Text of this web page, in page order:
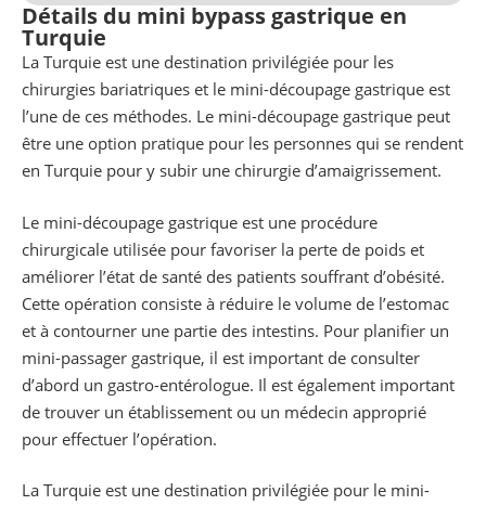
Détails du mini bypass gastrique en
Turquie
La Turquie est une destination privilégiée pour les
chirurgies bariatriques et le mini-découpage gastrique est
l’une de ces méthodes. Le mini-découpage gastrique peut
être une option pratique pour les personnes qui se rendent
en Turquie pour y subir une chirurgie d’amaigrissement.
Le mini-découpage gastrique est une procédure
chirurgicale utilisée pour favoriser la perte de poids et
améliorer l’état de santé des patients souffrant d’obésité.
Cette opération consiste à réduire le volume de l’estomac
et à contourner une partie des intestins. Pour planifier un
mini-passager gastrique, il est important de consulter
d’abord un gastro-entérologue. Il est également important
de trouver un établissement ou un médecin approprié
pour effectuer l’opération.
La Turquie est une destination privilégiée pour le mini-